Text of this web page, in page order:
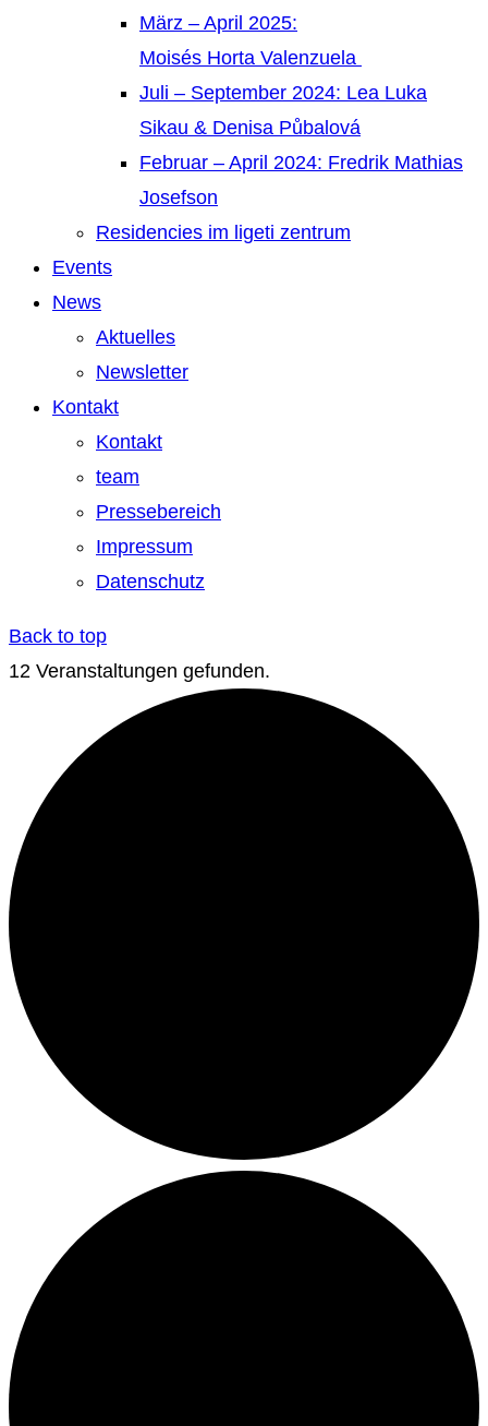
März – April 2025:
Moisés Horta Valenzuela
Juli – September 2024: Lea Luka
Sikau & Denisa Půbalová
Februar – April 2024: Fredrik Mathias
Josefson
Residencies im ligeti zentrum
Events
News
Aktuelles
Newsletter
Kontakt
Kontakt
team
Pressebereich
Impressum
Datenschutz
Back to top
12 Veranstaltungen gefunden.